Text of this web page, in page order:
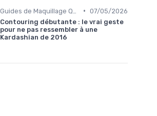
• 07/05/2026
Contouring débutante : le vrai geste
pour ne pas ressembler à une
Kardashian de 2016